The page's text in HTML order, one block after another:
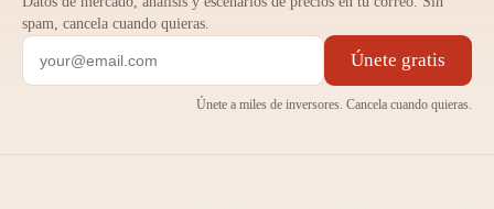
spam, cancela cuando quieras.
Únete gratis
Únete a miles de inversores. Cancela cuando quieras.